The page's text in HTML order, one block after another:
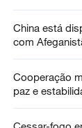
China está
com
Cooperação
paz e